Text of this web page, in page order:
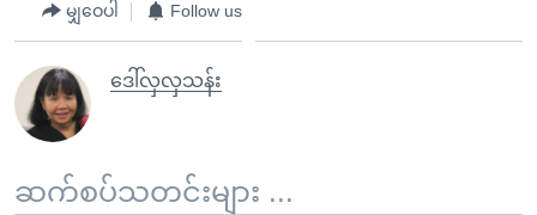
မျှဝေပါ Follow us
ဒေါ်လှလှသန်း
ဆက်စပ်သတင်းများ ...